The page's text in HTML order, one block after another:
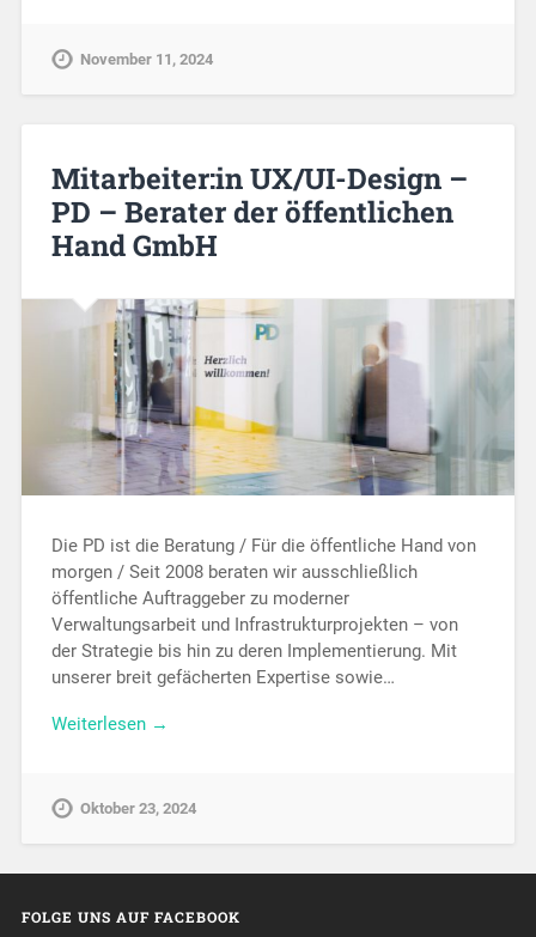
November 11, 2024
Mitarbeiter:in UX/UI-Design –
PD – Berater der öffentlichen
Hand GmbH
Die PD ist die Beratung / Für die öffentliche Hand von
morgen / Seit 2008 beraten wir ausschließlich
öffentliche Auftraggeber zu moderner
Verwaltungsarbeit und Infrastrukturprojekten – von
der Strategie bis hin zu deren Implementierung. Mit
unserer breit gefächerten Expertise sowie…
Weiterlesen →
Oktober 23, 2024
FOLGE UNS AUF FACEBOOK